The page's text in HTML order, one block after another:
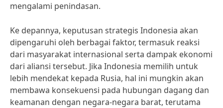
mengalami penindasan.
Ke depannya, keputusan strategis Indonesia akan
dipengaruhi oleh berbagai faktor, termasuk reaksi
dari masyarakat internasional serta dampak ekonomi
dari aliansi tersebut. Jika Indonesia memilih untuk
lebih mendekat kepada Rusia, hal ini mungkin akan
membawa konsekuensi pada hubungan dagang dan
keamanan dengan negara-negara barat, terutama